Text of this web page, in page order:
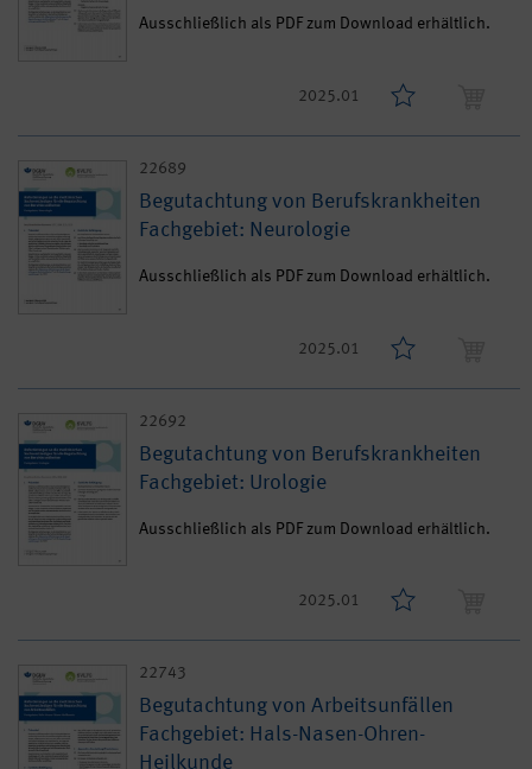
Ausschließlich als PDF zum Download erhältlich.
2025.01
22689
Begutachtung von Berufskrankheiten
Fachgebiet: Neurologie
Ausschließlich als PDF zum Download erhältlich.
2025.01
22692
Begutachtung von Berufskrankheiten
Fachgebiet: Urologie
Ausschließlich als PDF zum Download erhältlich.
2025.01
22743
Begutachtung von Arbeitsunfällen
Fachgebiet: Hals-Nasen-Ohren-
Heilkunde